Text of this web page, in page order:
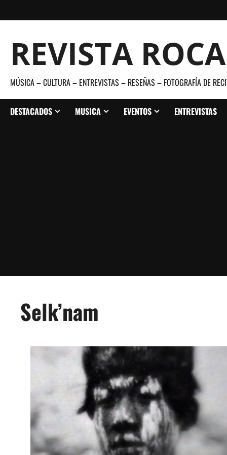
al
REVISTA
MÚSICA – CULTURA – ENTREVISTAS – RESEÑAS – FOTOGRAFÍA DE
DESTACADOS MUSICA EVENTOS ENTREVISTAS
Selk’nam